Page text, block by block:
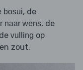
bosui, de
naar wens, de
vulling op
zout.